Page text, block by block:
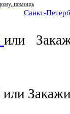
Санкт-
или
или